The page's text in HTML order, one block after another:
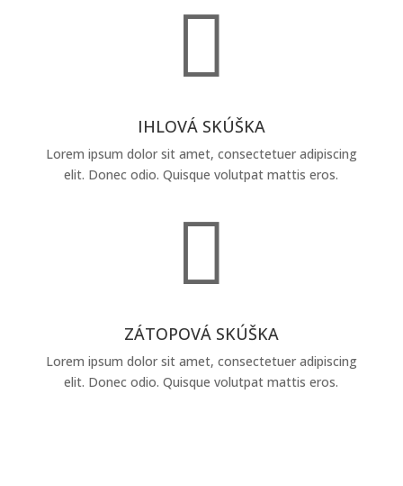

IHLOVÁ SKÚŠKA
Lorem ipsum dolor sit amet, consectetuer adipiscing
elit. Donec odio. Quisque volutpat mattis eros.

ZÁTOPOVÁ SKÚŠKA
Lorem ipsum dolor sit amet, consectetuer adipiscing
elit. Donec odio. Quisque volutpat mattis eros.